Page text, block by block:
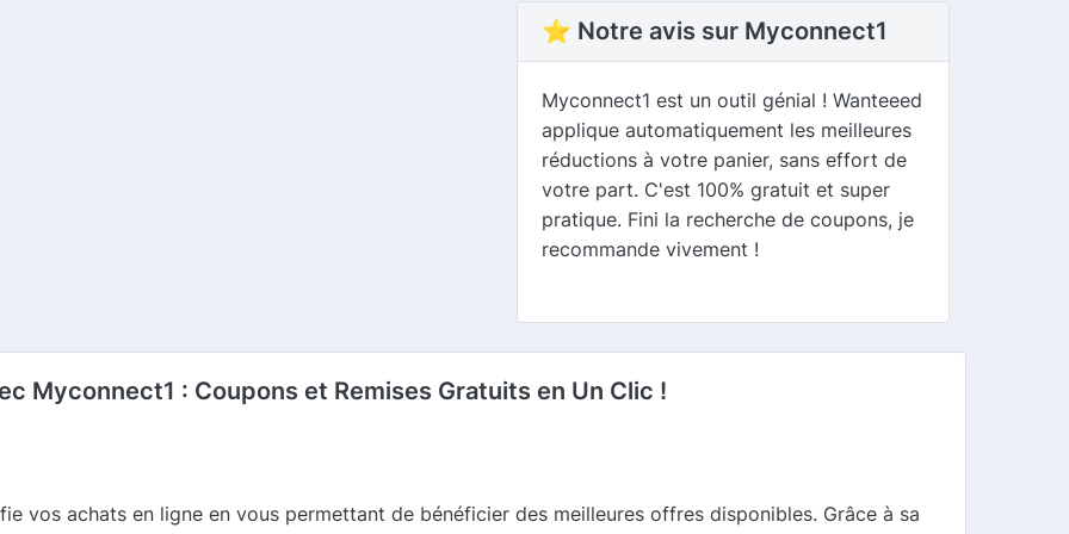
⭐ Notre avis sur Myconnect1
Myconnect1 est un outil génial ! Wanteeed
applique automatiquement les meilleures
réductions à votre panier, sans effort de
votre part. C'est 100% gratuit et super
pratique. Fini la recherche de coupons, je
recommande vivement !
Myconnect1 : Coupons et Remises Gratuits en Un Clic !
vos achats en ligne en vous permettant de bénéficier des meilleures offres disponibles. Grâce à sa